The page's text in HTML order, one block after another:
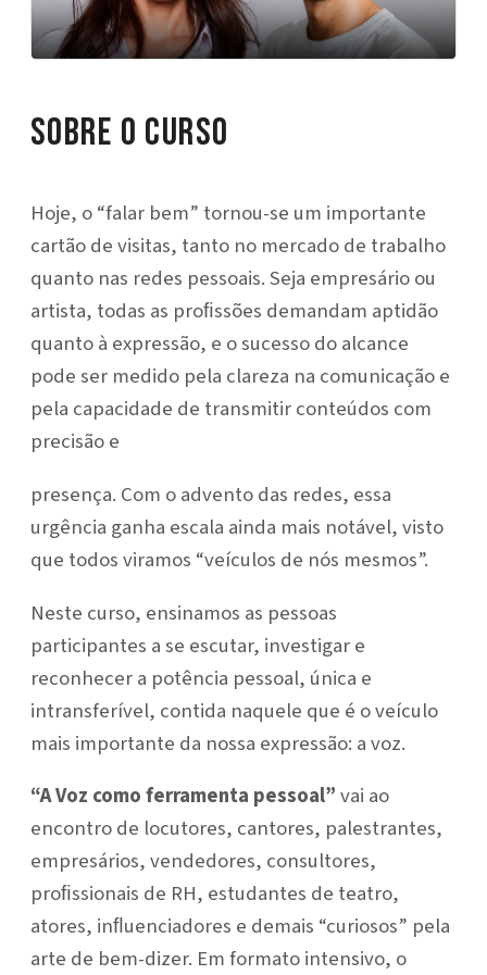
Sobre o Curso
Hoje, o “falar bem” tornou-se um importante
cartão de visitas, tanto no mercado de trabalho
quanto nas redes pessoais. Seja empresário ou
artista, todas as proﬁssões demandam aptidão
quanto à expressão, e o sucesso do alcance
pode ser medido pela clareza na comunicação e
pela capacidade de transmitir conteúdos com
precisão e
presença. Com o advento das redes, essa
urgência ganha escala ainda mais notável, visto
que todos viramos “veículos de nós mesmos”.
Neste curso, ensinamos as pessoas
participantes a se escutar, investigar e
reconhecer a potência pessoal, única e
intransferível, contida naquele que é o veículo
mais importante da nossa expressão: a voz.
“A Voz como ferramenta pessoal”vai ao
encontro de locutores, cantores, palestrantes,
empresários, vendedores, consultores,
proﬁssionais de RH, estudantes de teatro,
atores, inﬂuenciadores e demais “curiosos” pela
arte de bem-dizer. Em formato intensivo, o